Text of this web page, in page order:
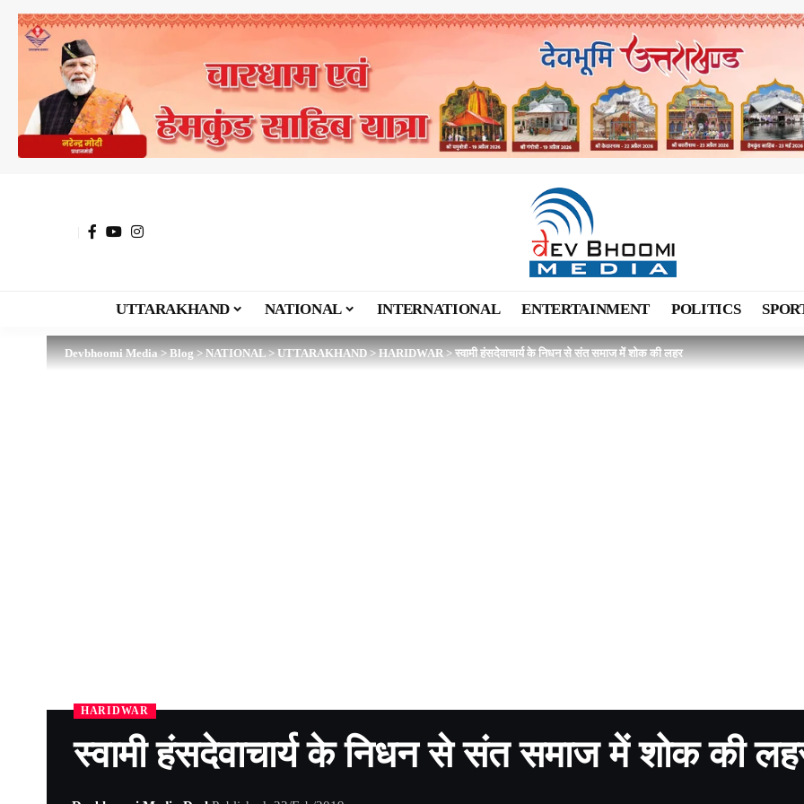
UTTARAKHAND NATIONAL INTERNATIONAL ENTERTAINMENT POLITICS
Devbhoomi Media>Blog>NATIONAL>UTTARAKHAND>HARIDWAR>स्वामी हंसदेवाचार्य के निधन से संत समाज में शोक की लहर
HARIDWAR
स्वामी हंसदेवाचार्य के निधन से संत समाज में शोक की